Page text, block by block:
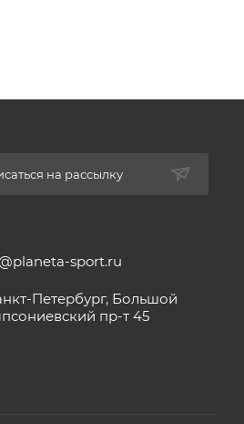
на рассылку
sport.ru
Петербург, Большой
пр-т 45